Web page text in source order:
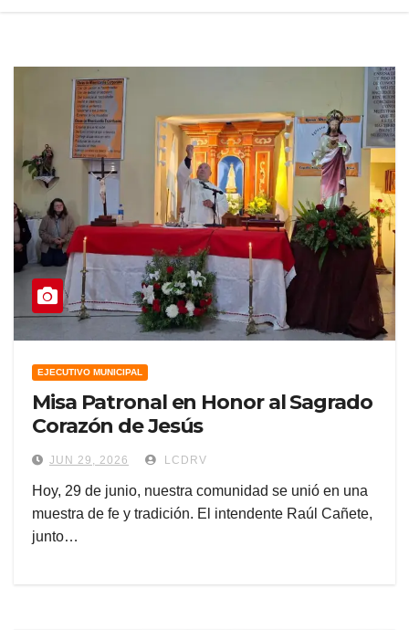
EJECUTIVO MUNICIPAL
Misa Patronal en Honor al Sagrado
Corazón de Jesús
JUN 29, 2026 LCDRV
Hoy, 29 de junio, nuestra comunidad se unió en una
muestra de fe y tradición. El intendente Raúl Cañete,
junto…